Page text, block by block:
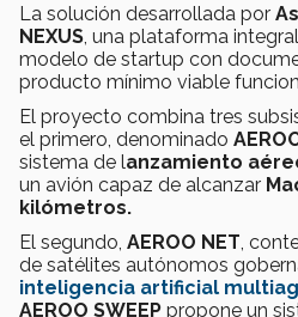
La solución desarrollada por
NEXUS , una plataforma
modelo de startup con
producto mínimo viable
El proyecto combina tres
el primero, denominado
sistema de lanzamiento
un avión capaz de alcanzar
kilómetros.
El segundo, AEROO NET ,
de satélites autónomos
inteligencia artificial
AEROO SWEEP propone un